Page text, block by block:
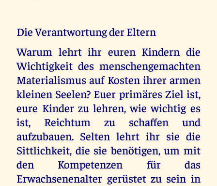
Die Verantwortung der Eltern
Warum lehrt ihr euren Kindern die
Wichtigkeit des menschengemachten
Materialismus auf Kosten ihrer armen
kleinen Seelen? Euer primäres Ziel ist,
eure Kinder zu lehren, wie wichtig es
ist, Reichtum zu schaffen und
aufzubauen. Selten lehrt ihr sie die
Sittlichkeit, die sie benötigen, um mit
den Kompetenzen für das
Erwachsenenalter gerüstet zu sein in